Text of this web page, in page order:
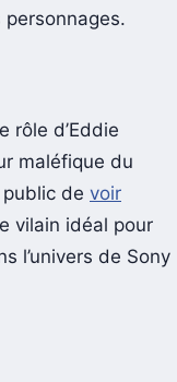
rôle d’Eddie
maléfique du
de voir
vilain idéal pour
l’univers de Sony